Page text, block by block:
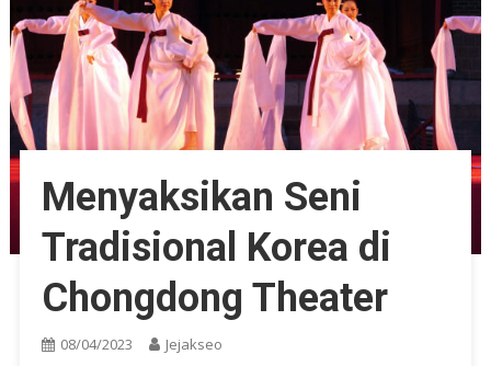
Menyaksikan Seni
Tradisional Korea di
Chongdong Theater
08/04/2023 Jejakseo